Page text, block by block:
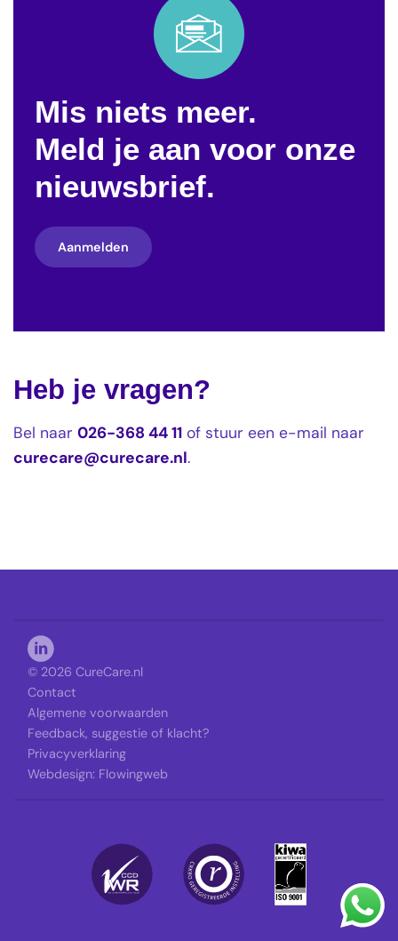
Mis niets meer.
Meld je aan voor onze
nieuwsbrief.
Aanmelden
Heb je vragen?
Bel naar 026-368 44 11 of stuur een e-mail naar
curecare@curecare.nl.
© 2026 CureCare.nl
Contact
Algemene voorwaarden
Feedback, suggestie of klacht?
Privacyverklaring
Webdesign: Flowingweb